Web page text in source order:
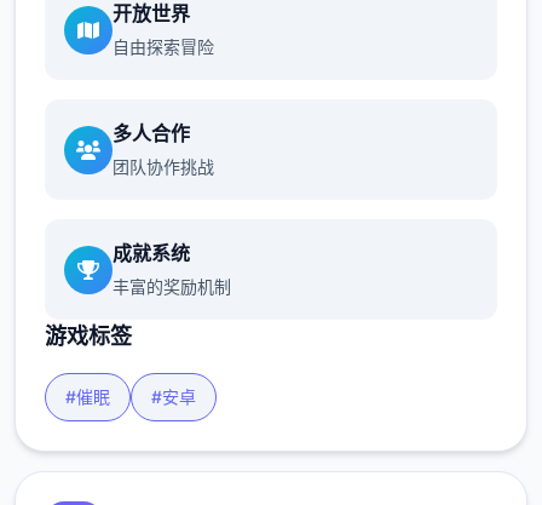
开放世界
自由探索冒险
多人合作
团队协作挑战
成就系统
丰富的奖励机制
游戏标签
#催眠 #安卓